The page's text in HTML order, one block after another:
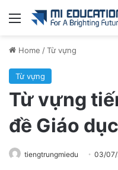
Menu
Home /Từ vựng
Từ vựng
Từ vựng
đề Giáo dục
tiengtrungmiedu 03/